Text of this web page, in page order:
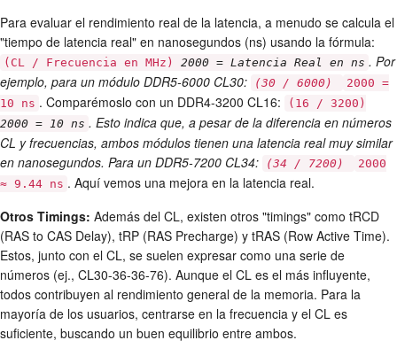
Para evaluar el rendimiento real de la latencia, a menudo se calcula el
"tiempo de latencia real" en nanosegundos (ns) usando la fórmula:
(CL / Frecuencia en MHz) 2000 = Latencia Real en ns . Por
ejemplo, para un módulo DDR5-6000 CL30:
(30 / 6000)
2000 =
10 ns . Comparémoslo con un DDR4-3200 CL16:
(16 / 3200)
2000 = 10 ns . Esto indica que, a pesar de la diferencia en números
CL y frecuencias, ambos módulos tienen una latencia real muy similar
en nanosegundos. Para un DDR5-7200 CL34:
(34 / 7200)
2000
≈ 9.44 ns . Aquí vemos una mejora en la latencia real.
Otros Timings: Además del CL, existen otros "timings" como tRCD
(RAS to CAS Delay), tRP (RAS Precharge) y tRAS (Row Active Time).
Estos, junto con el CL, se suelen expresar como una serie de
números (ej., CL30-36-36-76). Aunque el CL es el más influyente,
todos contribuyen al rendimiento general de la memoria. Para la
mayoría de los usuarios, centrarse en la frecuencia y el CL es
suficiente, buscando un buen equilibrio entre ambos.